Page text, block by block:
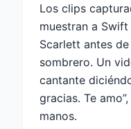
Los clips
muestran a
Scarlett antes
sombrero. Un
cantante
gracias. Te
manos.